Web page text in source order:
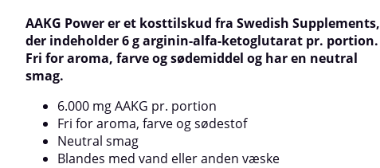
AAKG Power er et kosttilskud fra Swedish Supplements,
der indeholder 6 g arginin-alfa-ketoglutarat pr. portion.
Fri for aroma, farve og sødemiddel og har en neutral
smag.
6.000 mg AAKG pr. portion
Fri for aroma, farve og sødestof
Neutral smag
Blandes med vand eller anden væske